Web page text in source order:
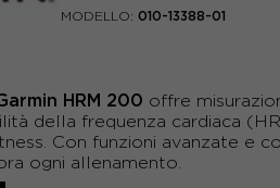
MODELLO: 010-13388-01
HRM 200 offre
della frequenza cardiaca
Con funzioni avanzate e
ogni allenamento.